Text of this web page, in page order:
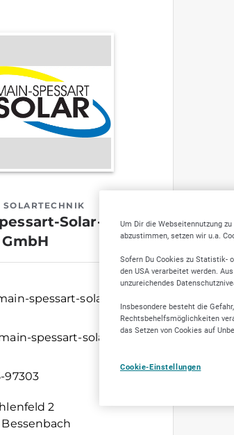
SOLARTECHNIK
Solar-
GmbH
spessart-solar.de
spessart-solar.de
97303
2
Um Dir die Webseitennutzung
abzustimmen, setzen wir u.a.
Sofern Du Cookies zu Statistik-
den USA verarbeitet werden.
unzureichendes
Insbesondere besteht die
Rechtsbehelfsmöglichkeiten
das Setzen von Cookies auf
Cookie-Einstellungen